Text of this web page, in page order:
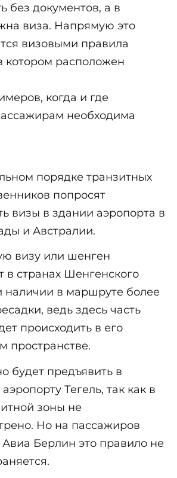
без документов, а в
виза. Напрямую это
визовыми правила
котором расположен
когда и где
необходима
порядке транзитных
попросят
визы в здании аэропорта в
и Австралии.
визу или шенген
в странах Шенгенского
наличии в маршруте более
ведь здесь часть
происходить в его
пространстве.
будет предъявить в
Тегель, так как в
зоны не
Но на пассажиров
Берлин это правило не